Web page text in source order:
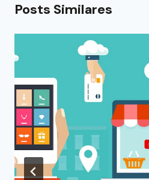
Posts Similares